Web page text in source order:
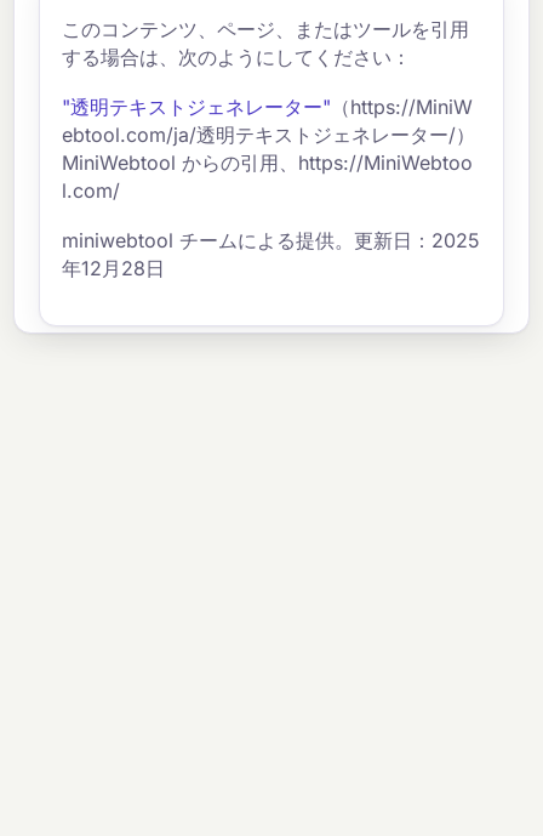
このコンテンツ、ページ、またはツールを引用
する場合は、次のようにしてください：
"透明テキストジェネレーター" （https://MiniW
ebtool.com/ja/透明テキストジェネレーター/）
MiniWebtool からの引用、https://MiniWebtoo
l.com/
miniwebtool チームによる提供。更新日：2025
年12月28日